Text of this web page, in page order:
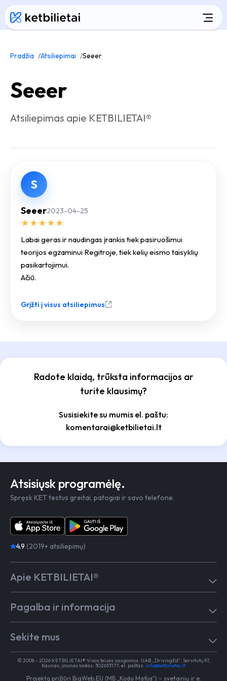
Pradžia Atsiliepimai Seeer
Seeer
Atsiliepimas apie KETBILIETAI®
S
Seeer2023-04-25
★ ★ ★ ★ ★
Labai geras ir naudingas įrankis tiek pasiruošimui
teorijos egzaminui Regitroje, tiek kelių eismo taisyklių
pasikartojimui.
Ačiū.
Grįžti į visus atsiliepimus
Radote klaidą, trūksta informacijos ar
turite klausimų?
Susisiekite su mumis el. paštu:
komentarai@ketbilietai.lt
Atsisiųsk programėlę.
Spręsk KET testus greitai, patogiai ir savo telefone.
4.9 (2019+ atsiliepimų)
Apie KETBILIETAI®
Kaip mokytis
Testai
Test in English
Kontaktai
Vairavimo mokykloms
Apie KETBILIETAI®
Pagalba ir informacija
Dažniausiai užduodami klausimai
Egzaminai Regitroje
Medicininė pažyma
Sekite mus
TikTok
Facebook
© 2008 - 2026 KETBILIETAI® Visos teisės saugomos. UAB „DrivingEd“, Servitutų 97,
Kaunas; įmonės kodas: 302653177; el. paštas: info@ketbilietai.lt
Projektą prižiūri BigWeb.EU (MB „Kodo Mafija“) – svetainių ir e.